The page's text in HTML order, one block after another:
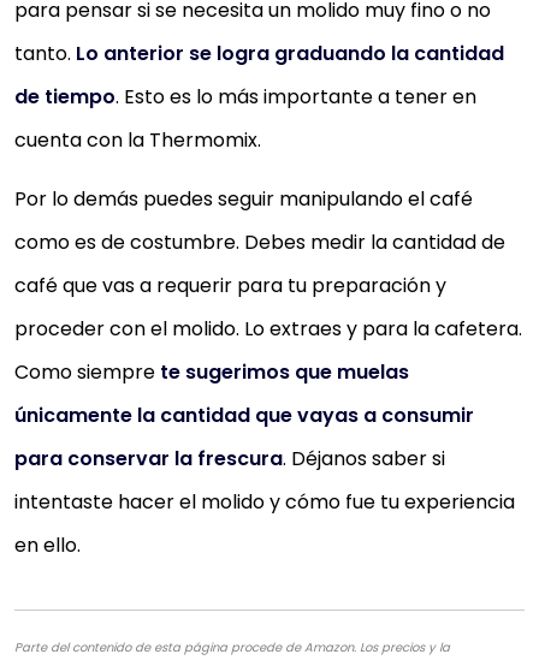
para pensar si se necesita un molido muy fino o no
tanto. Lo anterior se logra graduando la cantidad
de tiempo. Esto es lo más importante a tener en
cuenta con la Thermomix.
Por lo demás puedes seguir manipulando el café
como es de costumbre. Debes medir la cantidad de
café que vas a requerir para tu preparación y
proceder con el molido. Lo extraes y para la cafetera.
Como siempre te sugerimos que muelas
únicamente la cantidad que vayas a consumir
para conservar la frescura. Déjanos saber si
intentaste hacer el molido y cómo fue tu experiencia
en ello.
Parte del contenido de esta página procede de Amazon. Los precios y la